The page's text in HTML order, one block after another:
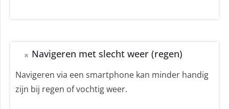
Navigeren met slecht weer (regen)
Navigeren via een smartphone kan minder handig
zijn bij regen of vochtig weer.